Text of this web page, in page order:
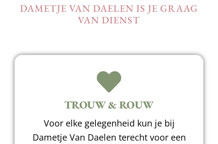
DAMETJE VAN DAELEN IS JE GRAAG
VAN DIENST
TROUW & ROUW
Voor elke gelegenheid kun je bij
Dametje Van Daelen terecht voor een